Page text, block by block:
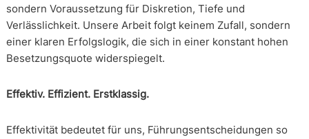
sondern Voraussetzung für Diskretion, Tiefe und
Verlässlichkeit. Unsere Arbeit folgt keinem Zufall, sondern
einer klaren Erfolgslogik, die sich in einer konstant hohen
Besetzungsquote widerspiegelt.
Effektiv. Effizient. Erstklassig.
Effektivität bedeutet für uns, Führungsentscheidungen so